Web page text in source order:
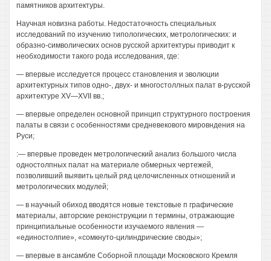
памятников архитектуры.
Научная новизна работы. Недостаточность специальных
исследований по изучению типологических, метрологических: и
образно-символических основ русской архитектуры приводит к
необходимости такого рода исследования, где:
— впервые исследуется процесс становления и эволюции
архитектурных типов одно-, двух- и многостоллных палат в-русской
архитектуре XV—XVII вв.;
— впервые определен основной принцип структурного построения
палаты в связи с особенностями средневекового мировндения на
Руси;
:— впервые проведен метрологический анализ большого числа
одностолпных палат на материале обмерных чертежей,
позволивший выявить целый ряд целочисленных отношений и
метрологических модулей;
— в научный обиход вводятся новые текстовые п графические
материалы, авторские реконструкции п термины, отражающие
принципиальные особенности изучаемого явления —
«единостолпие», «сомкнуто-цилиндрические своды»;
— впервые в ансамбле Соборной площади Московского Кремля